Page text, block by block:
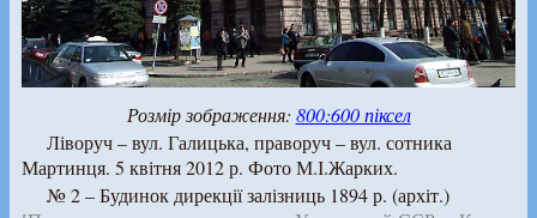
Розмір зображення: 800:600 піксел
Ліворуч – вул. Галицька, праворуч – вул. сотника
Мартинця. 5 квітня 2012 р. Фото М.І.Жарких.
№ 2 – Будинок дирекції залізниць 1894 р. (архіт.)